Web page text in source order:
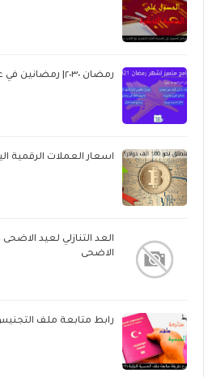
رمضان ٢٠٣٠| رمضانين في عام واحد!!
اسعار العملات الرقمية
الاضحى
رابط متابعة ملف التجنيس في